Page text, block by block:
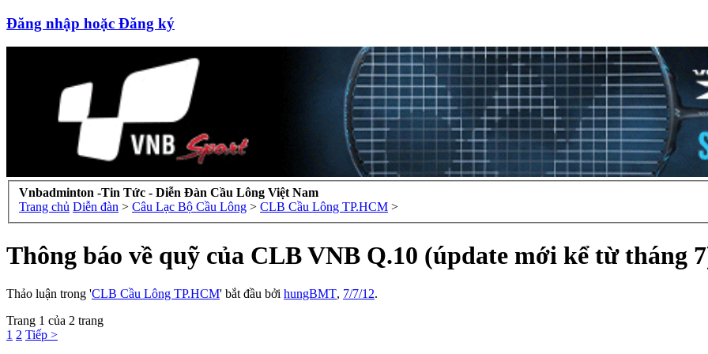
Đăng nhập hoặc Đăng ký
Vnbadminton -Tin Tức - Diễn Đàn Cầu Lông Việt Nam
Trang chủ Diễn đàn > Câu Lạc Bộ Cầu Lông > CLB Cầu Lông TP.HCM >
Thông báo về quỹ của CLB VNB Q.10 (úpdate mới kể từ tháng
Thảo luận trong 'CLB Cầu Lông TP.HCM' bắt đầu bởi hungBMT, 7/7/12.
Trang 1 của 2 trang
1 2 Tiếp >